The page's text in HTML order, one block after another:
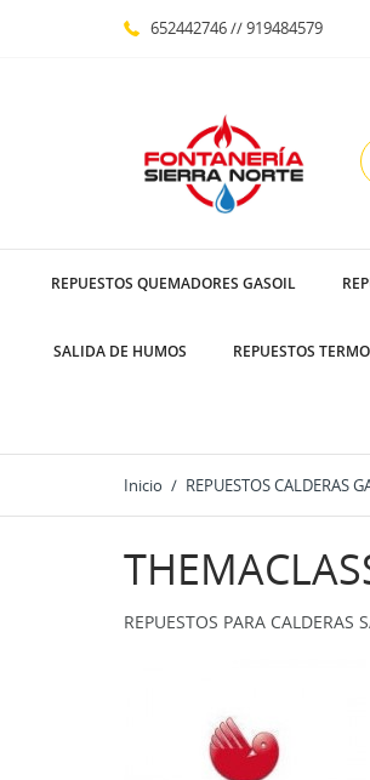
652442746 // 919484579
REPUESTOS QUEMADORES GASOIL
SALIDA DE HUMOS REPUESTOS
Inicio REPUESTOS CALDERAS
REPUESTOS PARA